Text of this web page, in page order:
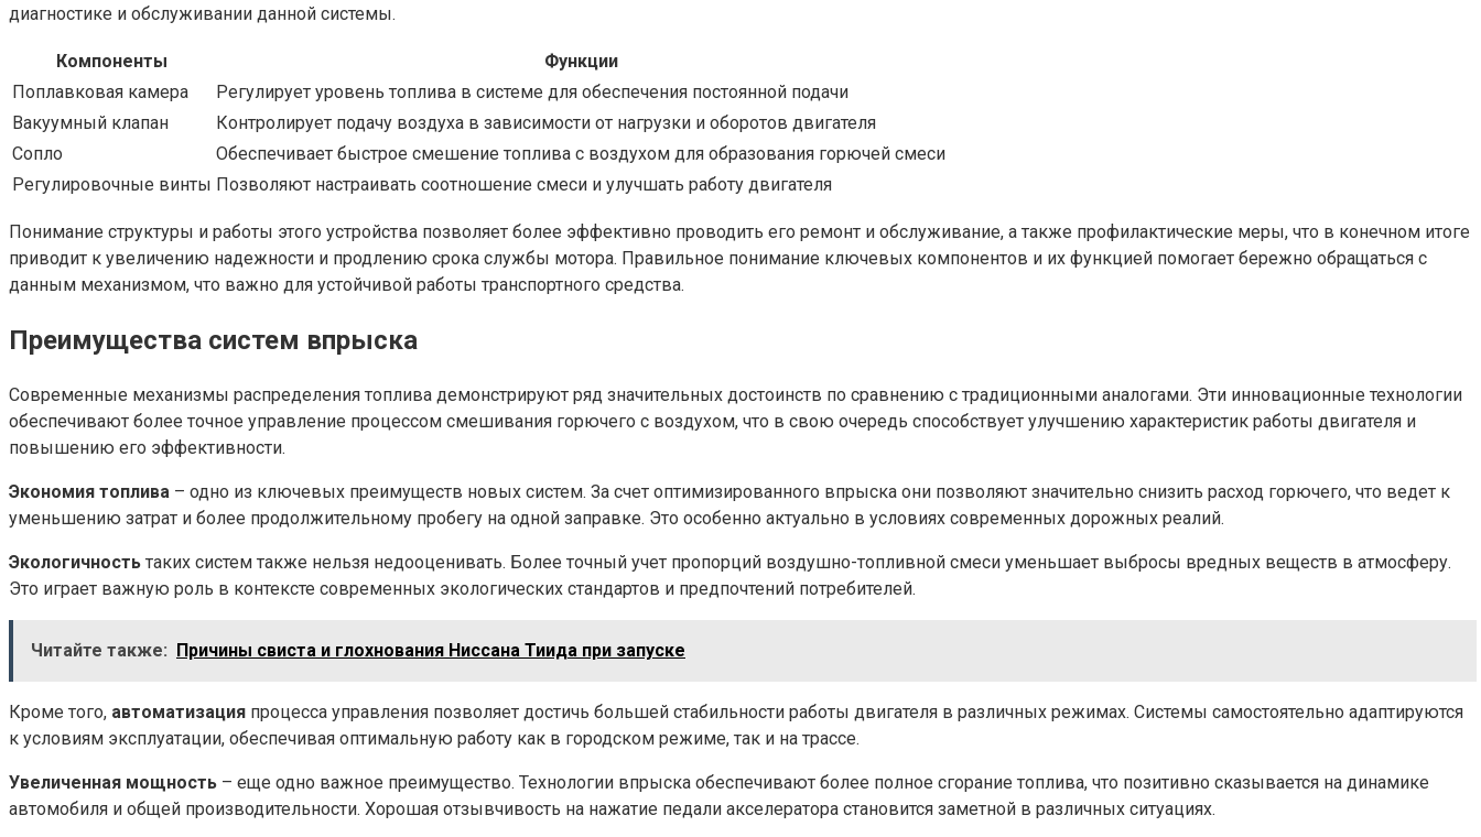
диагностике и обслуживании данной системы.
Компоненты
Функции
Поплавковая камера
Регулирует уровень топлива в системе для обеспечения постоянной подачи
Вакуумный клапан
Контролирует подачу воздуха в зависимости от нагрузки и оборотов двигателя
Сопло
Обеспечивает быстрое смешение топлива с воздухом для образования горючей смеси
Регулировочные винты Позволяют настраивать соотношение смеси и улучшать работу двигателя
Понимание структуры и работы этого устройства позволяет более эффективно проводить его ремонт и обслуживание, а также профилактические меры, что в конечном итоге
приводит к увеличению надежности и продлению срока службы мотора. Правильное понимание ключевых компонентов и их функцией помогает бережно обращаться с
данным механизмом, что важно для устойчивой работы транспортного средства.
Преимущества систем впрыска
Современные механизмы распределения топлива демонстрируют ряд значительных достоинств по сравнению с традиционными аналогами. Эти инновационные технологии
обеспечивают более точное управление процессом смешивания горючего с воздухом, что в свою очередь способствует улучшению характеристик работы двигателя и
повышению его эффективности.
Экономия топлива – одно из ключевых преимуществ новых систем. За счет оптимизированного впрыска они позволяют значительно снизить расход горючего, что ведет к
уменьшению затрат и более продолжительному пробегу на одной заправке. Это особенно актуально в условиях современных дорожных реалий.
Экологичность таких систем также нельзя недооценивать. Более точный учет пропорций воздушно-топливной смеси уменьшает выбросы вредных веществ в атмосферу.
Это играет важную роль в контексте современных экологических стандартов и предпочтений потребителей.
Читайте также: Причины свиста и глохнования Ниссана Тиида при запуске
Кроме того, автоматизация процесса управления позволяет достичь большей стабильности работы двигателя в различных режимах. Системы самостоятельно адаптируются
к условиям эксплуатации, обеспечивая оптимальную работу как в городском режиме, так и на трассе.
Увеличенная мощность – еще одно важное преимущество. Технологии впрыска обеспечивают более полное сгорание топлива, что позитивно сказывается на динамике
автомобиля и общей производительности. Хорошая отзывчивость на нажатие педали акселератора становится заметной в различных ситуациях.